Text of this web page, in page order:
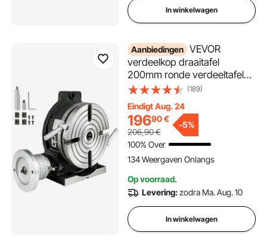
In winkelwagen
Aanbiedingen VEVOR
verdeelkop draaitafel
200mm ronde verdeeltafel
horizontaal-verticaal
draaibaar voor frezen en
boren
(189)
Eindigt Aug. 24
19690€
206,90€
-5%
100% Over
134 Weergaven Onlangs
Op voorraad.
Levering:zodra Ma. Aug. 10
In winkelwagen